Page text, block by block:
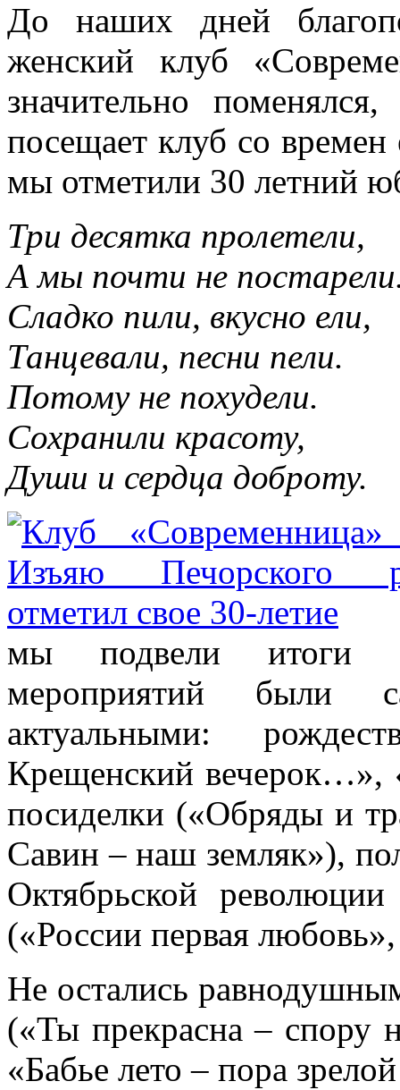
До наших дней
женский клуб
значительно
посещает клуб со
мы отметили 30 летний
Три десятка пролетели,
А мы почти не
Сладко пили, вкусно ели,
Танцевали, песни пели.
Потому не похудели.
Сохранили красоту,
Души и сердца доброту.
мы подвели итоги
мероприятий были
актуальными:
Крещенский вечерок…»,
посиделки («Обряды и
Савин – наш земляк»),
Октябрьской
(«России первая
Не остались
(«Ты прекрасна – спору
«Бабье лето – пора